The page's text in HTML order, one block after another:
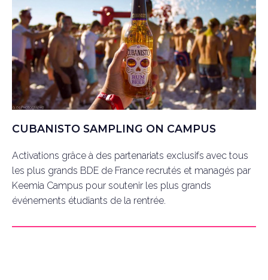
CUBANISTO SAMPLING ON CAMPUS
Activations grâce à des partenariats exclusifs avec tous
les plus grands BDE de France recrutés et managés par
Keemia Campus pour soutenir les plus grands
événements étudiants de la rentrée.